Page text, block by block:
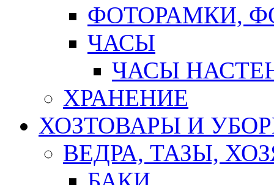
ФОТОРАМКИ,
ЧАСЫ
ЧАСЫ
ХРАНЕНИЕ
ХОЗТОВАРЫ И
ВЕДРА, ТАЗЫ,